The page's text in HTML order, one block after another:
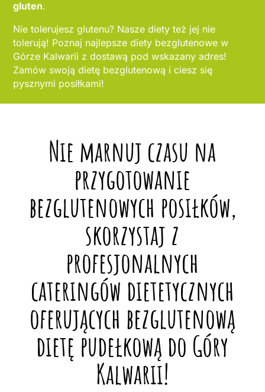
gluten.
Nie tolerujesz glutenu? Nasze diety też jej nie
tolerują! Poznaj najlepsze diety bezglutenowe w
Górze Kalwarii z dostawą pod wskazany adres!
Zamów swoją dietę bezglutenową i ciesz się
pysznymi posiłkami!
Nie marnuj czasu na
przygotowanie
bezglutenowych posiłków,
skorzystaj z
profesjonalnych
cateringów dietetycznych
oferujących bezglutenową
dietę pudełkową do Góry
Kalwarii!